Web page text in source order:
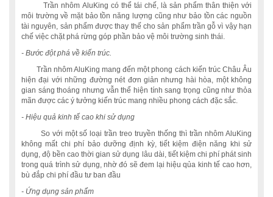
Trần nhôm AluKing có thể tái chế, là sản phẩm thân thiện với
môi trường về mặt bảo tồn năng lượng cũng như bảo tồn các nguồn
tài nguyên, sản phẩm được thay thế cho sản phẩm trần gỗ vì vậy hạn
chế việc chặt phá rừng góp phần bảo vệ môi trường sinh thái.
- Bước đột phá về kiến trúc.
Trần nhôm AluKing mang đến một phong cách kiến trúc Châu Âu
hiện đại với những đường nét đơn giản nhưng hài hòa, một không
gian sáng thoáng nhưng vẫn thể hiện tính sang trọng cũng như thỏa
mãn được các ý tưởng kiến trúc mang nhiều phong cách đặc sắc.
- Hiệu quả kinh tế cao khi sử dụng
So với một số loại trần treo truyền thống thì trần nhôm AluKing
không mất chi phí bảo dưỡng định kỳ, tiết kiệm điện năng khi sử
dụng, độ bền cao thời gian sử dụng lâu dài, tiết kiệm chi phí phát sinh
trong quá trình sử dụng, nhờ đó sẽ đem lại hiệu qủa kinh tế cao hơn,
bù đắp chi phí đầu tư ban đầu
- Ứng dụng sản phẩm